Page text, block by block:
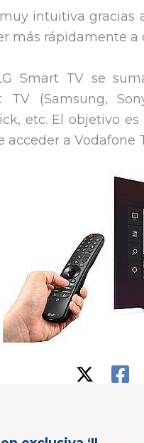
intuitiva gracias
más rápidamente
Smart TV se
TV (Samsung,
etc. El objetivo
acceder a Vodafone